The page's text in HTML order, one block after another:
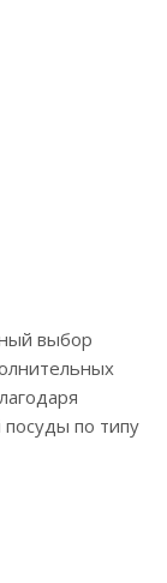
выбор
по типу